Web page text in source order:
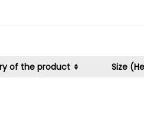
of the product Size